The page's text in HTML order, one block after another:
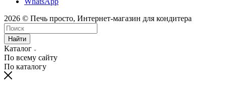
2026 © Печь просто, Интернет-магазин для кондитера
Найти
Каталог
По всему сайту
По каталогу